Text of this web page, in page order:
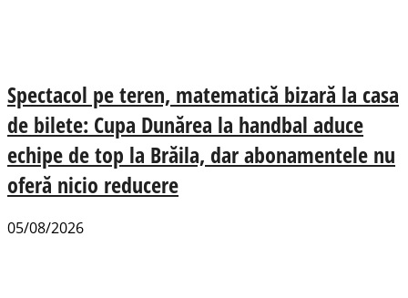
Spectacol pe teren, matematică bizară la casa
de bilete: Cupa Dunărea la handbal aduce
echipe de top la Brăila, dar abonamentele nu
oferă nicio reducere
05/08/2026